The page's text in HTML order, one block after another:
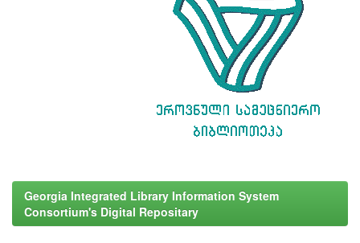
Georgia Integrated Library Information System
Consortium's Digital Repositary